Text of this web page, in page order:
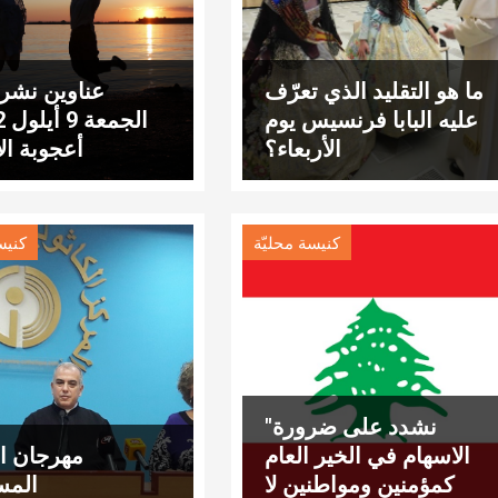
عناوين
أعجوبة
ما هو التقليد الذي تعرّف
عليه البابا فرنسيس يوم
الأربعاء؟
مهرجان
كنيسة محليّة
"نشدد على ضرورة
الاسهام في الخير العام
كمؤمنين ومواطنين لا